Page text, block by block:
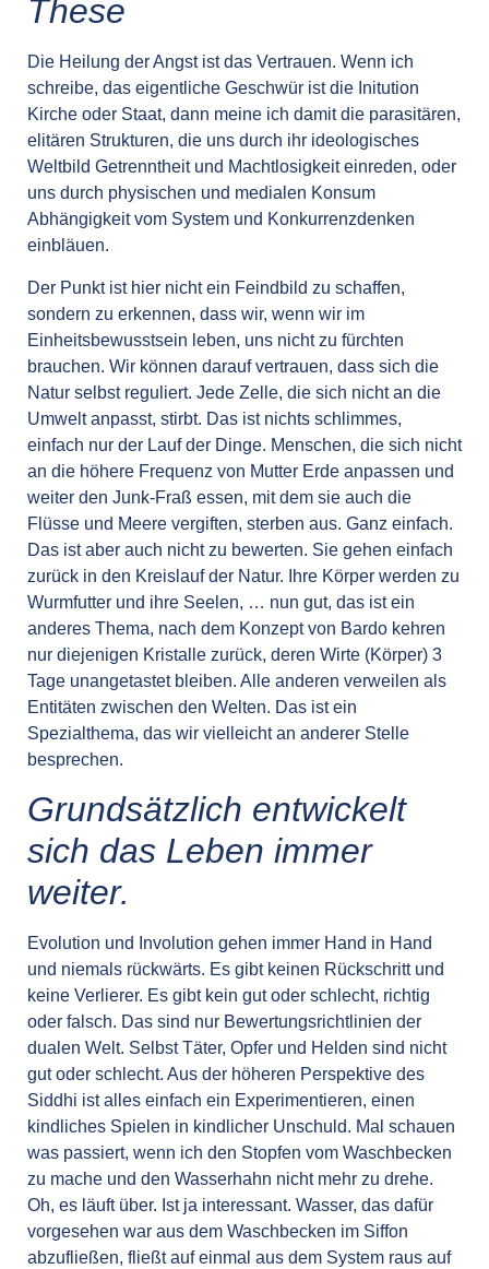
These
Die Heilung der Angst ist das Vertrauen. Wenn ich
schreibe, das eigentliche Geschwür ist die Initution
Kirche oder Staat, dann meine ich damit die parasitären,
elitären Strukturen, die uns durch ihr ideologisches
Weltbild Getrenntheit und Machtlosigkeit einreden, oder
uns durch physischen und medialen Konsum
Abhängigkeit vom System und Konkurrenzdenken
einbläuen.
Der Punkt ist hier nicht ein Feindbild zu schaffen,
sondern zu erkennen, dass wir, wenn wir im
Einheitsbewusstsein leben, uns nicht zu fürchten
brauchen. Wir können darauf vertrauen, dass sich die
Natur selbst reguliert. Jede Zelle, die sich nicht an die
Umwelt anpasst, stirbt. Das ist nichts schlimmes,
einfach nur der Lauf der Dinge. Menschen, die sich nicht
an die höhere Frequenz von Mutter Erde anpassen und
weiter den Junk-Fraß essen, mit dem sie auch die
Flüsse und Meere vergiften, sterben aus. Ganz einfach.
Das ist aber auch nicht zu bewerten. Sie gehen einfach
zurück in den Kreislauf der Natur. Ihre Körper werden zu
Wurmfutter und ihre Seelen, … nun gut, das ist ein
anderes Thema, nach dem Konzept von Bardo kehren
nur diejenigen Kristalle zurück, deren Wirte (Körper) 3
Tage unangetastet bleiben. Alle anderen verweilen als
Entitäten zwischen den Welten. Das ist ein
Spezialthema, das wir vielleicht an anderer Stelle
besprechen.
Grundsätzlich entwickelt
sich das Leben immer
weiter.
Evolution und Involution gehen immer Hand in Hand
und niemals rückwärts. Es gibt keinen Rückschritt und
keine Verlierer. Es gibt kein gut oder schlecht, richtig
oder falsch. Das sind nur Bewertungsrichtlinien der
dualen Welt. Selbst Täter, Opfer und Helden sind nicht
gut oder schlecht. Aus der höheren Perspektive des
Siddhi ist alles einfach ein Experimentieren, einen
kindliches Spielen in kindlicher Unschuld. Mal schauen
was passiert, wenn ich den Stopfen vom Waschbecken
zu mache und den Wasserhahn nicht mehr zu drehe.
Oh, es läuft über. Ist ja interessant. Wasser, das dafür
vorgesehen war aus dem Waschbecken im Siffon
abzufließen, fließt auf einmal aus dem System raus auf